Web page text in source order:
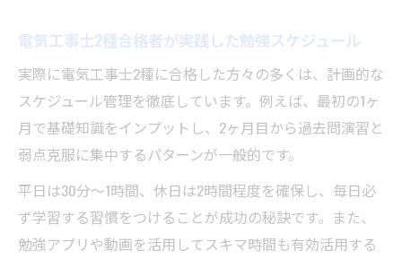
電気工事士2種合格者が実践した勉強スケジュール
実際に電気工事士2種に合格した方々の多くは、計画的な
スケジュール管理を徹底しています。例えば、最初の1ヶ
月で基礎知識をインプットし、2ヶ月目から過去問演習と
弱点克服に集中するパターンが一般的です。
平日は30分～1時間、休日は2時間程度を確保し、毎日必
ず学習する習慣をつけることが成功の秘訣です。また、
勉強アプリや動画を活用してスキマ時間も有効活用する